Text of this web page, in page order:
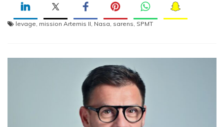
levage mission Artemis II Nasa sarens SPMT